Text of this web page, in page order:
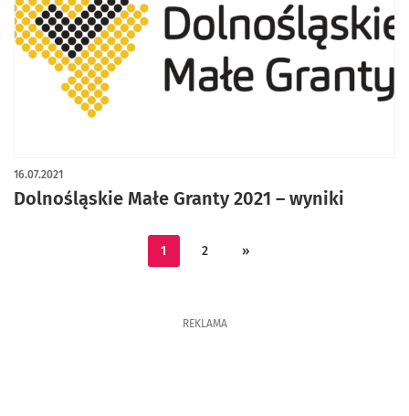
Dolnośląskie Małe Granty 2021 – wyniki
16.07.2021
1 2 »
REKLAMA